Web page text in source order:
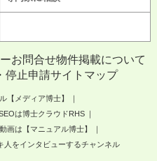
お問合せ物件掲載について
停止申請サイトマップ
【メディア博士】
は博士クラウドRHS
画は【マニュアル博士】
人をインタビューするチャンネル